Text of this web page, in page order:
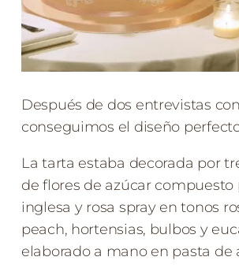
Después de dos entrevistas
conseguimos el diseño
La tarta estaba decorada por
de flores de azúcar compuesto
inglesa y rosa spray en tonos
peach, hortensias, bulbos y
elaborado a mano en pasta de